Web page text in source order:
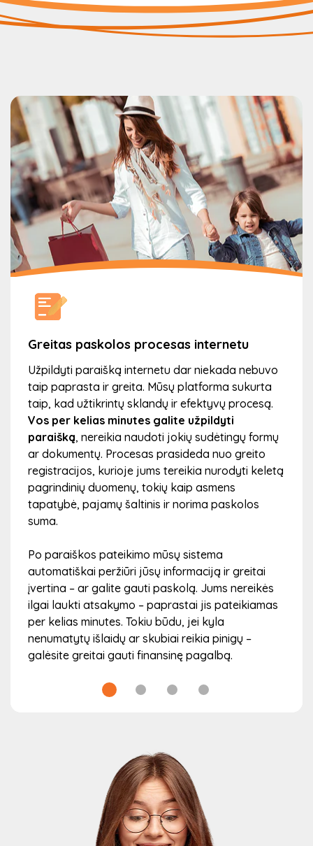
Greitas paskolos procesas internetu
Užpildyti paraišką internetu dar niekada nebuvo
taip paprasta ir greita. Mūsų platforma sukurta
taip, kad užtikrintų sklandų ir efektyvų procesą.
Vos per kelias minutes galite užpildyti
paraišką, nereikia naudoti jokių sudėtingų formų
ar dokumentų. Procesas prasideda nuo greito
registracijos, kurioje jums tereikia nurodyti keletą
pagrindinių duomenų, tokių kaip asmens
tapatybė, pajamų šaltinis ir norima paskolos
suma.
Po paraiškos pateikimo mūsų sistema
automatiškai peržiūri jūsų informaciją ir greitai
įvertina – ar galite gauti paskolą. Jums nereikės
ilgai laukti atsakymo – paprastai jis pateikiamas
per kelias minutes. Tokiu būdu, jei kyla
nenumatytų išlaidų ar skubiai reikia pinigų –
galėsite greitai gauti finansinę pagalbą.